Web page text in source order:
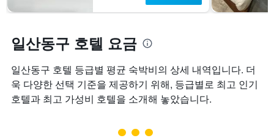
찾
아
본
오
늘
밤
고
표
하
는
개
차
는
숙
일
며
칠
일산동구 호텔 요금
일산동구 호텔 등급별 평균 숙박비의 상세 내역입니다. 더
욱 다양한 선택 기준을 제공하기 위해, 등급별로 최고 인기
호텔과 최고 가성비 호텔을 소개해 놓았습니다.
3​성급